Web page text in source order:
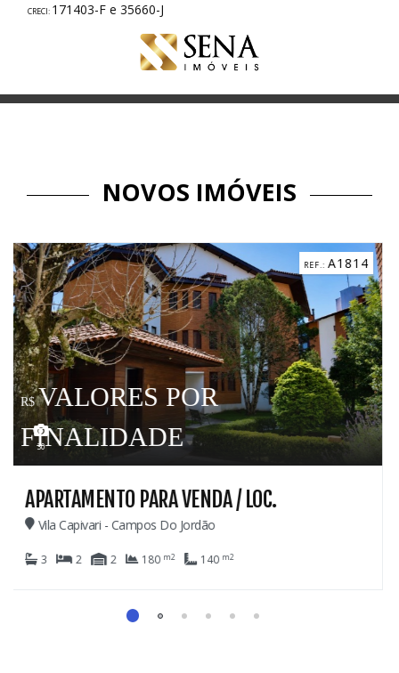
171403-F e 35660-J
NOVOS IMÓVEIS
A1814
/ LOC.
140m2
CASA PARA VENDA